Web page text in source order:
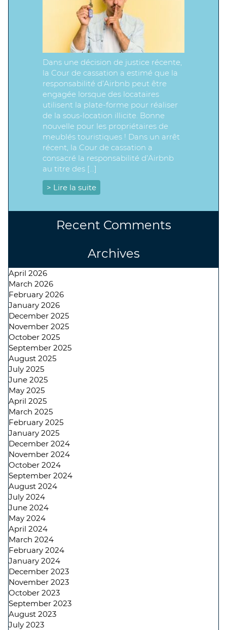
Dans une décision de justice récente,
la Cour de cassation a estimé que la
responsabilité d’Airbnb peut être
engagée lorsque des locataires
utilisent la plate-forme pour réaliser
de la sous-location illicite. Bonne
nouvelle pour les propriétaires de
meublés touristiques ! Dans un arrêt
récent, la Cour de cassation a
consacré la responsabilité d’Airbnb
au titre des […]
> Lire la suite
Recent Comments
Archives
April 2026
March 2026
February 2026
January 2026
December 2025
November 2025
October 2025
September 2025
August 2025
July 2025
June 2025
May 2025
April 2025
March 2025
February 2025
January 2025
December 2024
November 2024
October 2024
September 2024
August 2024
July 2024
June 2024
May 2024
April 2024
March 2024
February 2024
January 2024
December 2023
November 2023
October 2023
September 2023
August 2023
July 2023